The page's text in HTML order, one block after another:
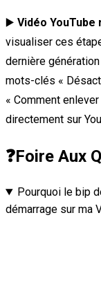
▶️ Vidéo YouTube
visualiser ces
dernière
mots-clés «
« Comment
directement sur
❓Foire Aux
Pourquoi le bip
démarrage sur ma